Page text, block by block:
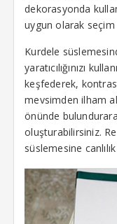
panel
panel
panel
panel
panel
panel
panel
dekorasyonda
uygun olarak seçim
Kurdele
yaratıcılığınızı
keşfederek,
mevsimden ilham
önünde
oluşturabilirsiniz.
süslemesine